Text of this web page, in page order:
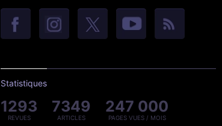
Statistiques
1293
REVUES
7349
ARTICLES
247 000
PAGES VUES / MOIS